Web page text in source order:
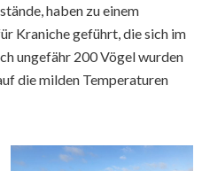
haben zu einem
Kraniche geführt, die sich im
ungefähr 200 Vögel wurden
die milden Temperaturen